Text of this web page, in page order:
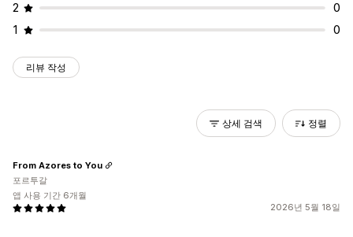
2
0
1
0
리뷰 작성
상세 검색 정렬
2026년 5월 18일
From Azores to You
포르투갈
앱 사용 기간 6개월